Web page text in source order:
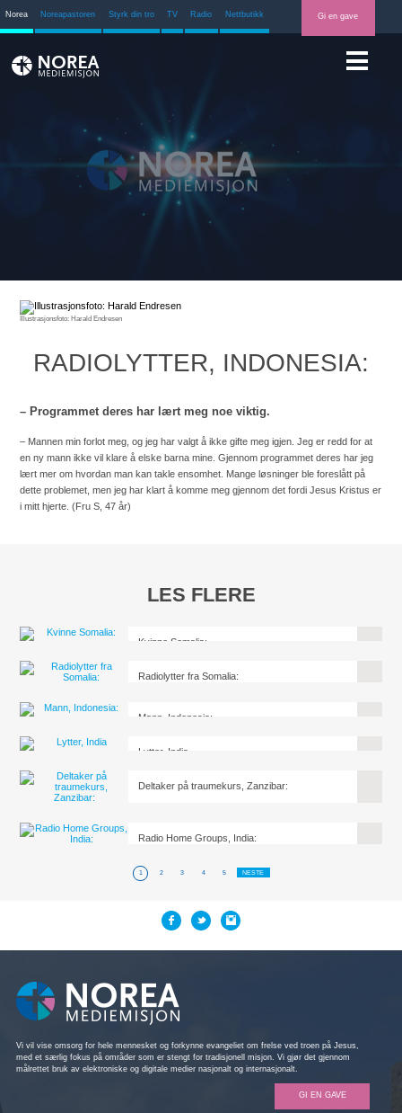
Norea Noreapastoren Styrk din tro TV Radio Nettbutikk Gi en gave
Illustrasjonsfoto: Harald Endresen
RADIOLYTTER, INDONESIA:
– Programmet deres har lært meg noe viktig.
– Mannen min forlot meg, og jeg har valgt å ikke gifte meg igjen. Jeg er redd for at
en ny mann ikke vil klare å elske barna mine. Gjennom programmet deres har jeg
lært mer om hvordan man kan takle ensomhet. Mange løsninger ble foreslått på
dette problemet, men jeg har klart å komme meg gjennom det fordi Jesus Kristus er
i mitt hjerte. (Fru S, 47 år)
LES FLERE
Kvinne Somalia:
Radiolytter fra Somalia:
Mann, Indonesia:
Lytter, India
Deltaker på traumekurs, Zanzibar:
Radio Home Groups, India:
1 2 3 4 5 NESTE
Vi vil vise omsorg for hele mennesket og forkynne evangeliet om frelse ved troen på Jesus,
med et særlig fokus på områder som er stengt for tradisjonell misjon. Vi gjør det gjennom
målrettet bruk av elektroniske og digitale medier nasjonalt og internasjonalt.
GI EN GAVE